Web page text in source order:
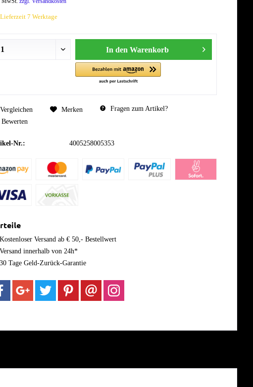
Lieferzeit 7 Werktage
In den Warenkorb
Vergleichen Merken
Fragen zum Artikel?
Bewerten
Nr.: 4005258005353
Kostenloser Versand ab € 50,- Bestellwert
Versand innerhalb von 24h*
30 Tage Geld-Zurück-Garantie